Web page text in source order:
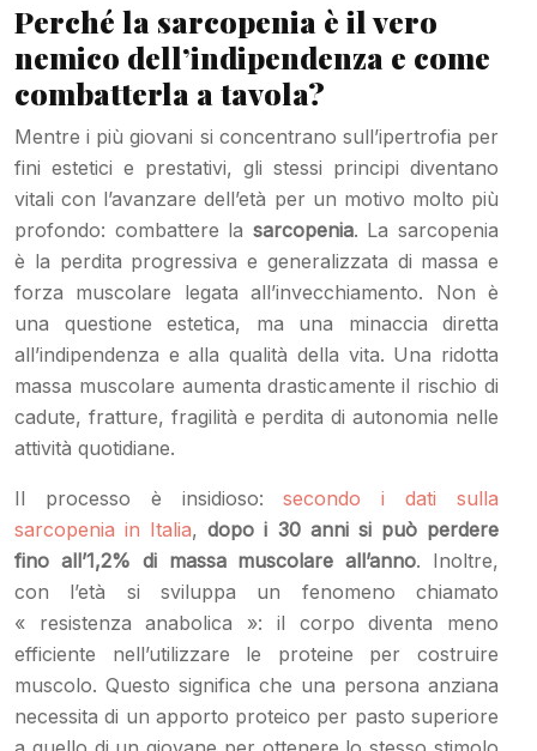
Perché la sarcopenia è il vero
nemico dell’indipendenza e come
combatterla a tavola?
Mentre i più giovani si concentrano sull’ipertrofia per
fini estetici e prestativi, gli stessi principi diventano
vitali con l’avanzare dell’età per un motivo molto più
profondo: combattere la sarcopenia. La sarcopenia
è la perdita progressiva e generalizzata di massa e
forza muscolare legata all’invecchiamento. Non è
una questione estetica, ma una minaccia diretta
all’indipendenza e alla qualità della vita. Una ridotta
massa muscolare aumenta drasticamente il rischio di
cadute, fratture, fragilità e perdita di autonomia nelle
attività quotidiane.
Il processo è insidioso:secondo i dati sulla
sarcopenia in Italia,dopo i 30 anni si può perdere
fino all’1,2% di massa muscolare all’anno. Inoltre,
con l’età si sviluppa un fenomeno chiamato
« resistenza anabolica »: il corpo diventa meno
efficiente nell’utilizzare le proteine per costruire
muscolo. Questo significa che una persona anziana
necessita di un apporto proteico per pasto superiore